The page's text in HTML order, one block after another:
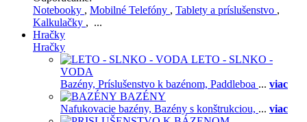
Notebooky , Mobilné Telefóny , Tablety a príslušenstvo ,
Kalkulačky , ...
Hračky
Hračky
LETO - SLNKO -
VODA
Bazény, Príslušenstvo k bazénom, Paddleboa ... viac
BAZÉNY
Nafukovacie bazény, Bazény s konštrukciou, ... viac